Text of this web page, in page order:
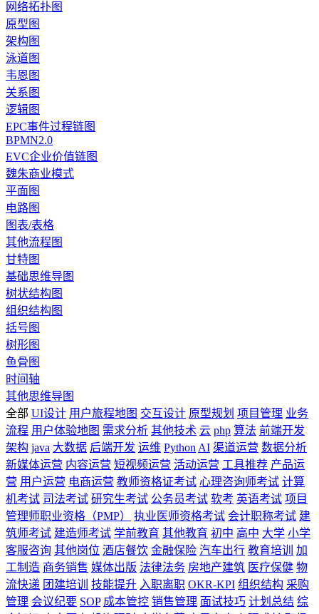
网络拓扑图
原型图
架构图
泳道图
韦恩图
关系图
逻辑图
EPC事件过程链图
BPMN2.0
EVC企业价值链图
魏朱商业模式
平面图
电路图
图表/表格
其他流程图
甘特图
基础思维导图
树状结构图
组织结构图
括号图
树形图
鱼骨图
时间轴
其他思维导图
全部 UI设计 用户旅程地图 交互设计 原型规划 项目管理 业务
流程 用户体验地图 需求分析 其他技术 云 php 算法 前端开发
架构 java 大数据 后端开发 运维 Python AI 渠道运营 数据分析
新媒体运营 内容运营 短视频运营 活动运营 工具推荐 产品运
营 用户运营 电商运营 教师资格证考试 心理咨询师考试 计算
机考试 司法考试 研究生考试 公务员考试 软考 英语考试 项目
管理师职业资格（PMP）
执业医师资格考试 会计职称考试 建
筑师考试 建造师考试 学前教育 其他教育 初中 高中 大学 小学
客服咨询 其他岗位 酒店餐饮 金融保险 汽车出行 教育培训
加
工制造 商务销售 媒体出版 法律法务 房地产建筑 医疗保健 物
流快递 团建培训 技能提升 入职离职 OKR-KPI 组织结构 采购
管理 会议纪要 SOP 成本管控 销售管理 面试技巧 计划总结 综